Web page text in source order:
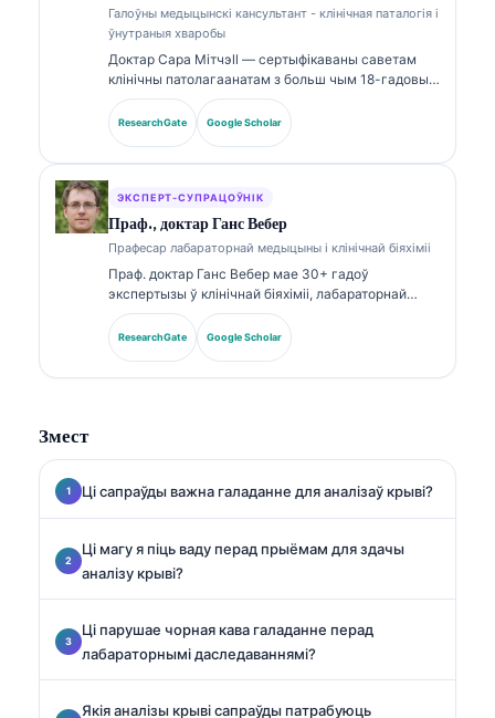
Галоўны медыцынскі кансультант - клінічная паталогія і
ўнутраныя хваробы
Доктар Сара Мітчэll — сертыфікаваны саветам
клінічны патолагаанатам з больш чым 18-гадовым
досведам у лабараторнай медыцыне і
дыягнастычным аналізе. Яна мае
спецыялізаваныя сертыфікаты па клінічнай біяхіміі
ResearchGate Google Scholar
ЭКСПЕРТ-СУПРАЦОЎНІК
Праф., доктар Ганс Вебер
Прафесар лабараторнай медыцыны і клінічнай біяхіміі
Праф. доктар Ганс Вебер мае 30+ гадоў
экспертызы ў клінічнай біяхіміі, лабараторнай
медыцыне і даследаваннях біямаркераў. Былы
прэзідэнт Нямецкага таварыства клінічнай хіміі,
ён спецыялізуецца на аналізе дыягнастычных
ResearchGate Google Scholar
Змест
Ці сапраўды важна галаданне для аналізаў крыві?
Ці магу я піць ваду перад прыёмам для здачы
аналізу крыві?
Ці парушае чорная кава галаданне перад
лабараторнымі даследаваннямі?
Якія аналізы крыві сапраўды патрабуюць